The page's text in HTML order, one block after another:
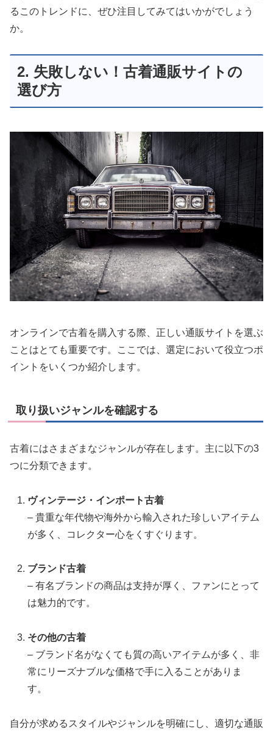
るこのトレンドに、ぜひ注目してみてはいかがでしょう
か。
2. 失敗しない！古着通販サイトの
選び方
オンラインで古着を購入する際、正しい通販サイトを選ぶ
ことはとても重要です。ここでは、選定において役立つポ
イントをいくつか紹介します。
取り扱いジャンルを確認する
古着にはさまざまなジャンルが存在します。主に以下の3
つに分類できます。
ヴィンテージ・インポート古着
– 貴重な年代物や海外から輸入された珍しいアイテム
が多く、コレクター心をくすぐります。
ブランド古着
– 有名ブランドの商品は支持が厚く、ファンにとって
は魅力的です。
その他の古着
– ブランド名がなくても質の高いアイテムが多く、非
常にリーズナブルな価格で手に入ることがありま
す。
自分が求めるスタイルやジャンルを明確にし、適切な通販